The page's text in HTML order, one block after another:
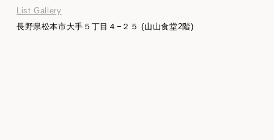
List Gallery
長野県松本市大手５丁目４−２５ (山山食堂2階)